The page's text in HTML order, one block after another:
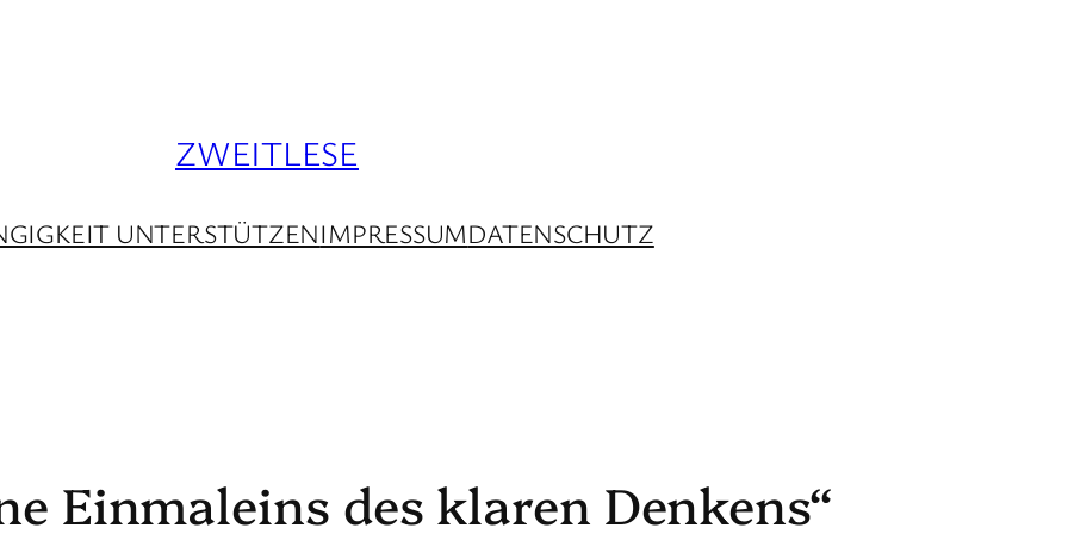
ZWEITLESE
UNTERSTÜTZENIMPRESSUMDATENSCHUTZ
Einmaleins des klaren Denkens“